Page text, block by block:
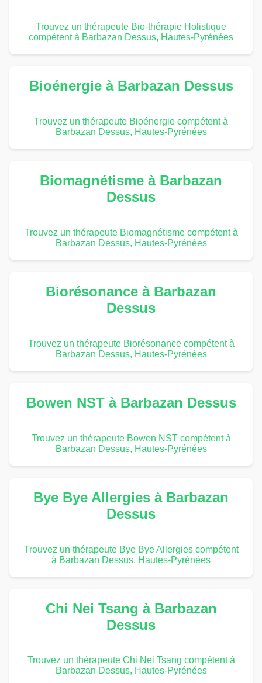
Trouvez un thérapeute Bio-thérapie Holistique
compétent à Barbazan Dessus, Hautes-Pyrénées
Bioénergie à Barbazan Dessus
Trouvez un thérapeute Bioénergie compétent à
Barbazan Dessus, Hautes-Pyrénées
Biomagnétisme à Barbazan
Dessus
Trouvez un thérapeute Biomagnétisme compétent à
Barbazan Dessus, Hautes-Pyrénées
Biorésonance à Barbazan
Dessus
Trouvez un thérapeute Biorésonance compétent à
Barbazan Dessus, Hautes-Pyrénées
Bowen NST à Barbazan Dessus
Trouvez un thérapeute Bowen NST compétent à
Barbazan Dessus, Hautes-Pyrénées
Bye Bye Allergies à Barbazan
Dessus
Trouvez un thérapeute Bye Bye Allergies compétent
à Barbazan Dessus, Hautes-Pyrénées
Chi Nei Tsang à Barbazan
Dessus
Trouvez un thérapeute Chi Nei Tsang compétent à
Barbazan Dessus, Hautes-Pyrénées